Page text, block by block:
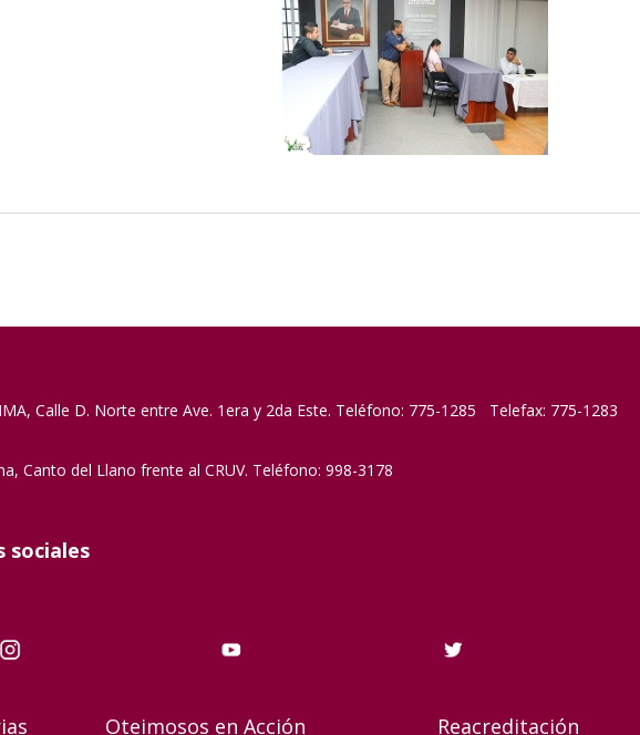
Calle D. Norte entre Ave. 1era y 2da Este. Teléfono: 775-1285 Telefax: 775-1283
Canto del Llano frente al CRUV. Teléfono: 998-3178
sociales
Oteimosos en Acción
Reacreditación